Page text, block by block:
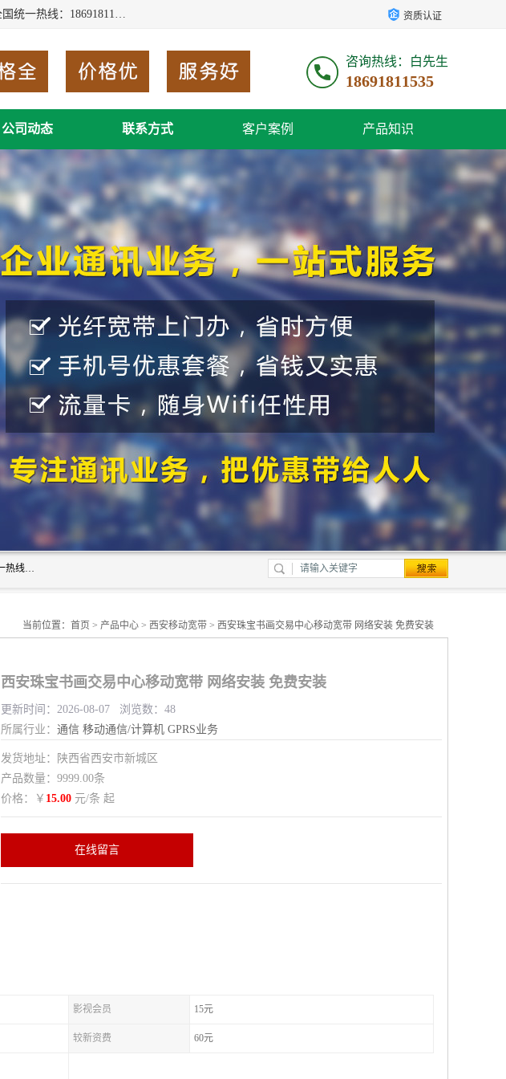
西安新城赛派通讯商行从事西安地区的联通，移动，电信宽带安装，光纤专线安装，宽带办理等业务，全国统一热线：18691811535。西安市新城区赛派通讯商行是一家专业通讯公司，欢迎新老客户来电咨询！ 资质认证
咨询热线：白先生
18691811535
公司动态 联系方式 客户案例 产品知识
西安新城赛派通讯商行从事西安地区的联通，移动，电信宽带安装，光纤专线安装，宽带办理等业务，全国统一热线：18691811535。西安市新城区赛派通讯商行是一家专业通讯公司，欢迎新老客户来电咨询！
当前位置： 首页 > 产品中心 > 西安移动宽带 > 西安珠宝书画交易中心移动宽带 网络安装 免费安装
西安珠宝书画交易中心移动宽带 网络安装 免费安装
更新时间：2026-08-07 浏览数：48
所属行业： 通信 移动通信/计算机 GPRS业务
发货地址：陕西省西安市新城区
产品数量：9999.00条
价格：￥ 15.00 元/条 起
在线留言
影视会员 15元
较新资费 60元